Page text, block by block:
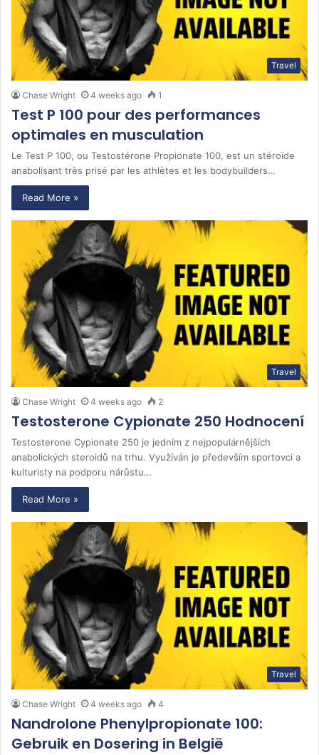
Travel
Chase Wright 4 weeks ago 1
Test P 100 pour des performances
optimales en musculation
Le Test P 100, ou Testostérone Propionate 100, est un stéroïde
anabolisant très prisé par les athlètes et les bodybuilders…
Read More »
Travel
Chase Wright 4 weeks ago 2
Testosterone Cypionate 250 Hodnocení
Testosterone Cypionate 250 je jedním z nejpopulárnějších
anabolických steroidů na trhu. Využíván je především sportovci a
kulturisty na podporu nárůstu…
Read More »
Travel
Chase Wright 4 weeks ago 4
Nandrolone Phenylpropionate 100:
Gebruik en Dosering in België